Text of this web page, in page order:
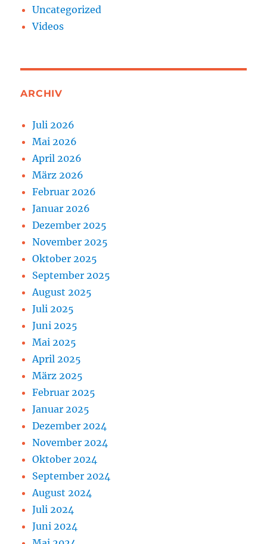
Uncategorized
Videos
ARCHIV
Juli 2026
Mai 2026
April 2026
März 2026
Februar 2026
Januar 2026
Dezember 2025
November 2025
Oktober 2025
September 2025
August 2025
Juli 2025
Juni 2025
Mai 2025
April 2025
März 2025
Februar 2025
Januar 2025
Dezember 2024
November 2024
Oktober 2024
September 2024
August 2024
Juli 2024
Juni 2024